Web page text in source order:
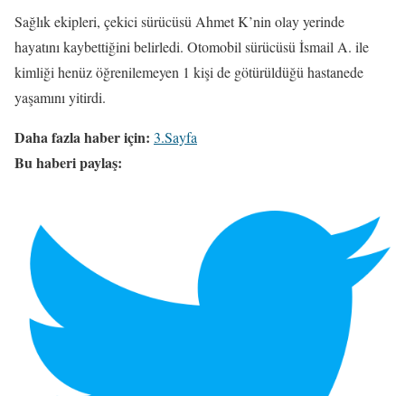
Sağlık ekipleri, çekici sürücüsü Ahmet K’nin olay yerinde
hayatını kaybettiğini belirledi. Otomobil sürücüsü İsmail A. ile
kimliği henüz öğrenilemeyen 1 kişi de götürüldüğü hastanede
yaşamını yitirdi.
Daha fazla haber için: 3.Sayfa
Bu haberi paylaş: